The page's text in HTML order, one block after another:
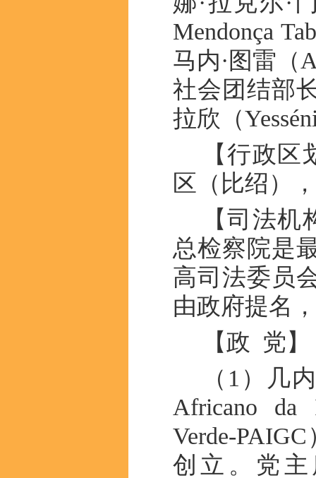
Mendonça
马内·图雷（
社会团结部
拉欣（
【行政
区（比绍）
【司法
总检察院是
高司法委员
由政府提名
【政 党
（1）几
Africano da
Verde-
创立。党